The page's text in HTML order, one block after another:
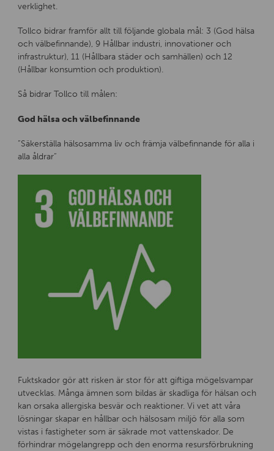
verklighet.
Tollco bidrar framför allt till följande globala mål: 3 (God hälsa
och välbefinnande), 9 Hållbar industri, innovationer och
infrastruktur), 11 (Hållbara städer och samhällen) och 12
(Hållbar konsumtion och produktion).
Så bidrar Tollco till målen:
God hälsa och välbefinnande
”Säkerställa hälsosamma liv och främja välbefinnande för alla i
alla åldrar”
Fuktskador gör att risken är stor för att giftiga mögelsvampar
utvecklas. Många ämnen som bildas är skadliga för hälsan och
kan orsaka allergiska besvär och reaktioner. Vi vet att våra
lösningar skapar en hållbar och hälsosam miljö för alla som
vistas i fastigheter som är säkrade mot vattenskador. De
förhindrar mögelangrepp och den enorma resursförbrukning